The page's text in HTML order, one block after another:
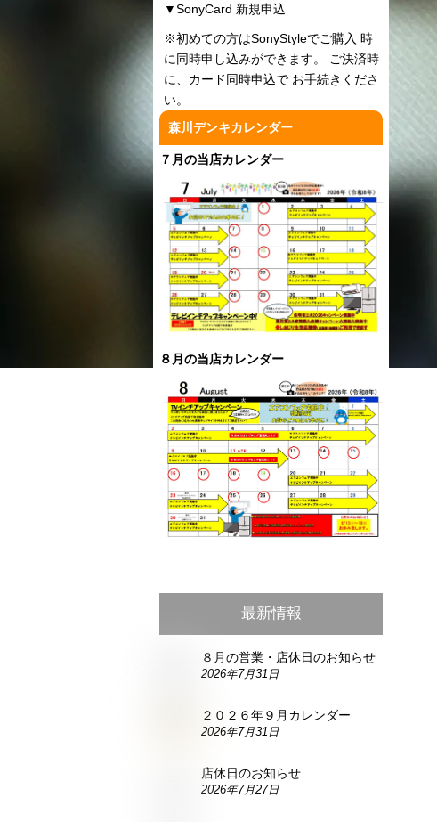
▼SonyCard 新規申込
※初めての方はSonyStyleでご購入 時
に同時申し込みができます。 ご決済時
に、カード同時申込で お手続きくださ
い。
森川デンキカレンダー
７月の当店カレンダー
８月の当店カレンダー
最新情報
８月の営業・店休日のお知らせ
2026年7月31日
２０２６年９月カレンダー
2026年7月31日
店休日のお知らせ
2026年7月27日